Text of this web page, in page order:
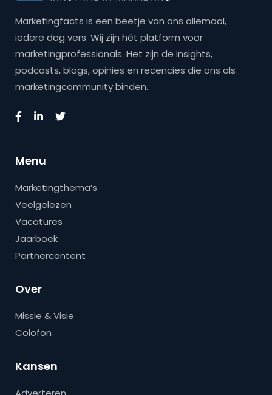
Marketingfacts is een beetje van ons allemaal,
iedere dag vers. Wij zijn hét platform voor
marketingprofessionals. Het zijn de insights,
podcasts, blogs, opinies en recencies die ons als
marketingcommunity binden.
Menu
Marketingthema’s
Veelgelezen
Vacatures
Jaarboek
Partnercontent
Over
Missie & Visie
Colofon
Kansen